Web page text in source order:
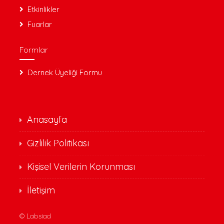
Etkinlikler
Fuarlar
Formlar
Dernek Üyeliği Formu
Anasayfa
Gizlilik Politikası
Kişisel Verilerin Korunması
İletişim
© Labsiad